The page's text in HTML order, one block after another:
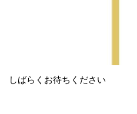
しばらくお待ちください